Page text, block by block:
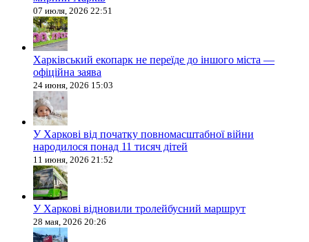
07 июля, 2026 22:51
Харківський екопарк не переїде до іншого міста —
офіційна заява
24 июня, 2026 15:03
У Харкові від початку повномасштабної війни
народилося понад 11 тисяч дітей
11 июня, 2026 21:52
У Харкові відновили тролейбусний маршрут
28 мая, 2026 20:26